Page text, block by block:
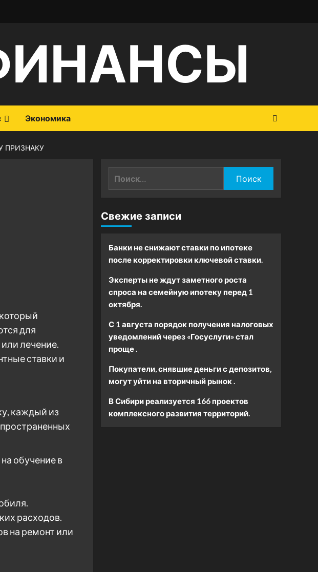
Экономика
ПРИЗНАКУ
для
лечение.
ставки и
каждый из
обучение в
расходов.
на ремонт или
Свежие записи
Банки не снижают ставки по ипотеке
после корректировки ключевой ставки.
Эксперты не ждут заметного роста
спроса на семейную ипотеку перед 1
октября.
С 1 августа порядок получения налоговых
уведомлений через «Госуслуги» стал
проще .
Покупатели, снявшие деньги с депозитов,
могут уйти на вторичный рынок .
В Сибири реализуется 166 проектов
комплексного развития территорий.